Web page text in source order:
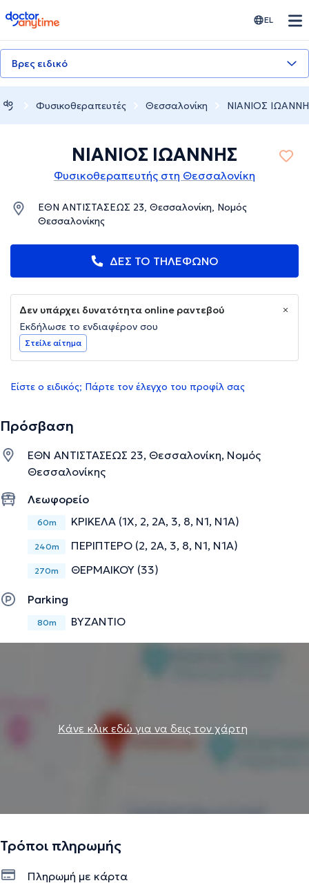
doctoranytime EL
Βρες ειδικό
Φυσικοθεραπευτές Θεσσαλονίκη ΝΙΑΝΙΟΣ
ΝΙΑΝΙΟΣ ΙΩΑΝΝΗΣ
Φυσικοθεραπευτής στη Θεσσαλονίκη
ΕΘΝ ΑΝΤΙΣΤΑΣΕΩΣ 23, Θεσσαλονίκη, Νομός
Θεσσαλονίκης
ΔΕΣ ΤΟ ΤΗΛΕΦΩΝΟ
Δεν υπάρχει δυνατότητα online ραντεβού
Εκδήλωσε το ενδιαφέρον σου
Στείλε αίτημα
Είστε ο ειδικός; Πάρτε τον έλεγχο του προφίλ σας
Πρόσβαση
ΕΘΝ ΑΝΤΙΣΤΑΣΕΩΣ 23, Θεσσαλονίκη, Νομός
Θεσσαλονίκης
Λεωφορείο
60m ΚΡΙΚΕΛΑ (1X, 2, 2Α, 3, 8, Ν1, Ν1Α)
240m ΠΕΡΙΠΤΕΡΟ (2, 2Α, 3, 8, Ν1, Ν1Α)
270m ΘΕΡΜΑΙΚΟΥ (33)
Parking
80m ΒΥΖΑΝΤΙΟ
Κάνε κλικ εδώ για να δεις τον χάρτη
Τρόποι πληρωμής
Πληρωμή με κάρτα